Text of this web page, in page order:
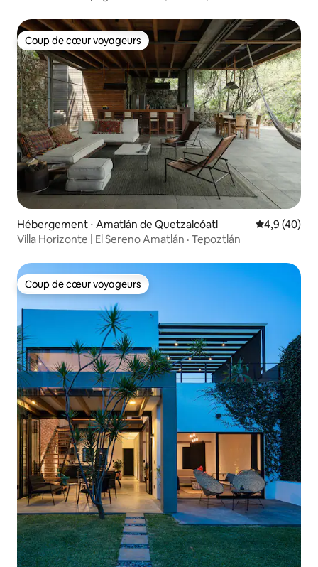
Coup de cœur voyageurs
Coup de cœur voyageurs
Hébergement ⋅ Amatlán de Quetzalcóatl Évaluation
4,9 (40)
Villa Horizonte | El Sereno Amatlán · Tepoztlán
Coup de cœur voyageurs
Coup de cœur voyageurs